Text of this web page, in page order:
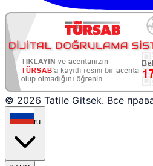
© 2026 Tatile Gitsek. Все
ru